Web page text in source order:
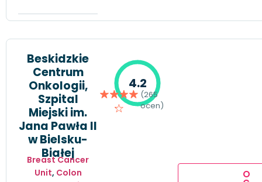
Beskidzkie
Centrum
Onkologii,
Szpital
Miejski im.
Jana Pawła II
w Bielsku-
Białej
Breast Cancer
Unit, Colon
4.2
(265
ocen)
O